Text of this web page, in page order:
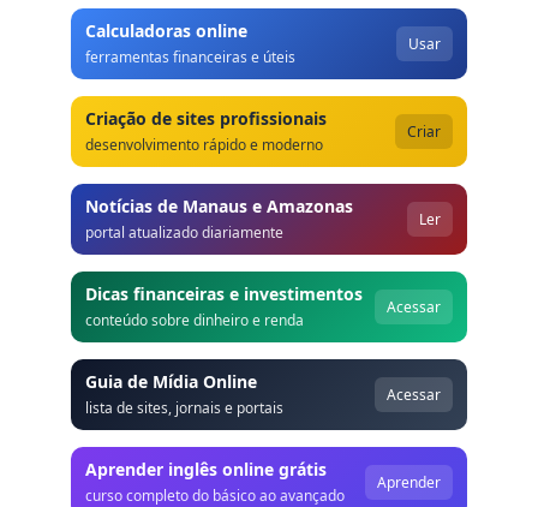
Calculadoras online
ferramentas financeiras e úteis
Usar
Criação de sites profissionais
desenvolvimento rápido e moderno
Criar
Notícias de Manaus e Amazonas
portal atualizado diariamente
Ler
Dicas financeiras e investimentos
conteúdo sobre dinheiro e renda
Acessar
Guia de Mídia Online
lista de sites, jornais e portais
Acessar
Aprender inglês online grátis
curso completo do básico ao avançado
Aprender